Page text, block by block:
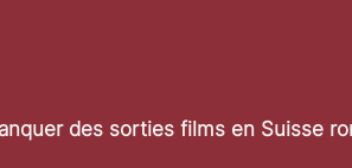
des sorties films en Suisse